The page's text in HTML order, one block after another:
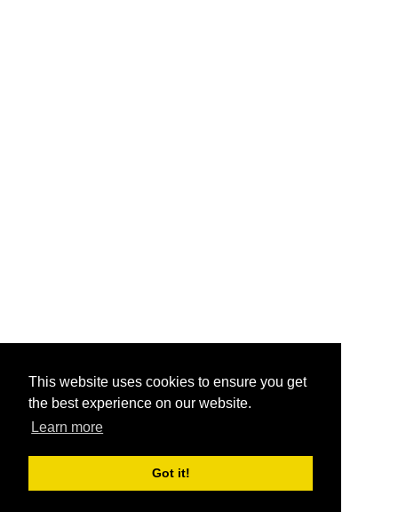
This website uses cookies to ensure you get
the best experience on our website.
Learn more
Got it!